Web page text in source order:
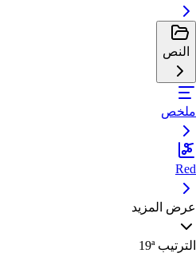
النص
ملخص
Red
عرض المزيد
الترتيب 19ª